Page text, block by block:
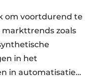
om voortdurend te
markttrends zoals
in het
in automatisatie…